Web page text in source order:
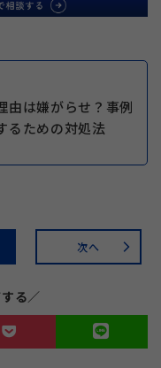
由は嫌がらせ？事例
るための対処法
次へ arrow_forward_ios
る／